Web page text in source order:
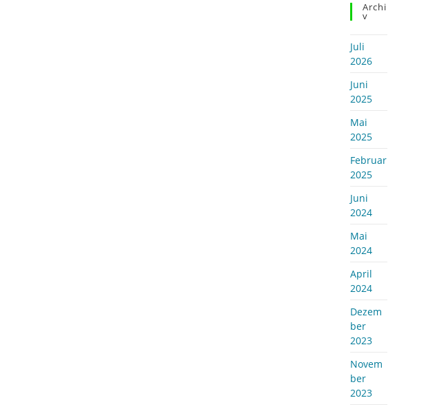
Archi
V
Juli
2026
Juni
2025
Mai
2025
Februar
2025
Juni
2024
Mai
2024
April
2024
Dezem
ber
2023
Novem
ber
2023